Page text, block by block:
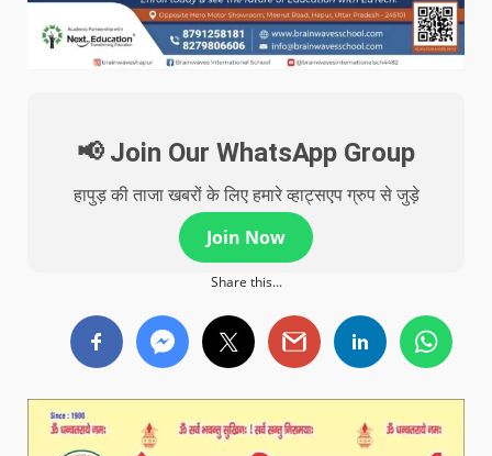
📢 Join Our WhatsApp Group
हापुड़ की ताजा खबरों के लिए हमारे व्हाट्सएप ग्रुप से जुड़े
Join Now
Share this...